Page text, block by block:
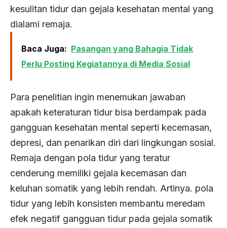
kesulitan tidur dan gejala kesehatan mental yang
dialami remaja.
Baca Juga: Pasangan yang Bahagia Tidak
Perlu Posting Kegiatannya di Media Sosial
Para penelitian ingin menemukan jawaban
apakah keteraturan tidur bisa berdampak pada
gangguan kesehatan mental seperti kecemasan,
depresi, dan penarikan diri dari lingkungan sosial.
Remaja dengan pola tidur yang teratur
cenderung memiliki gejala kecemasan dan
keluhan somatik yang lebih rendah. Artinya. pola
tidur yang lebih konsisten membantu meredam
efek negatif gangguan tidur pada gejala somatik